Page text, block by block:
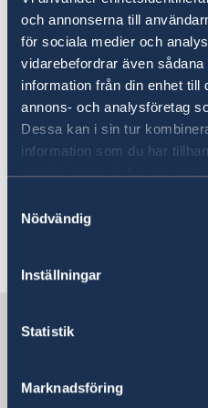
och annonserna till
för sociala medier och
vidarebefordrar även
information från din enhet till
annons- och analysföretag
Dessa kan i sin tur
information som du har
samlat in när du har använt
Nödvändig
Inställningar
Statistik
Marknadsföring
UD:s reseinformation
regeringen.se
Ladda ner appen
Ladda ner UD Resklar
Följ UD Resklar
UD Resklar på X
Sverige i Haiti
Sveriges ambassad